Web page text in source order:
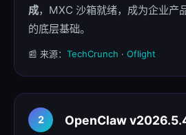
成，MXC 沙箱就绪，成为企业
的底层基础。
📰 来源： TechCrunch · Oflight
2
OpenClaw